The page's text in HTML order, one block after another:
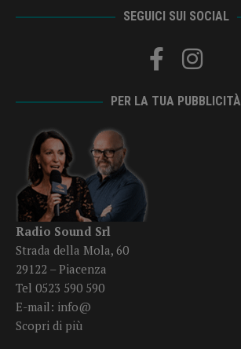
SEGUICI SUI SOCIAL
PER LA TUA PUBBLICITÀ
Radio Sound Srl
Strada della Mola, 60
29122 – Piacenza
Tel 0523 590 590
E-mail: info@
Scopri di più